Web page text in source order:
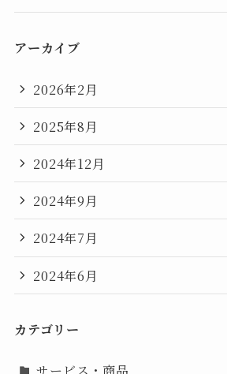
アーカイブ
2026年2月
2025年8月
2024年12月
2024年9月
2024年7月
2024年6月
カテゴリー